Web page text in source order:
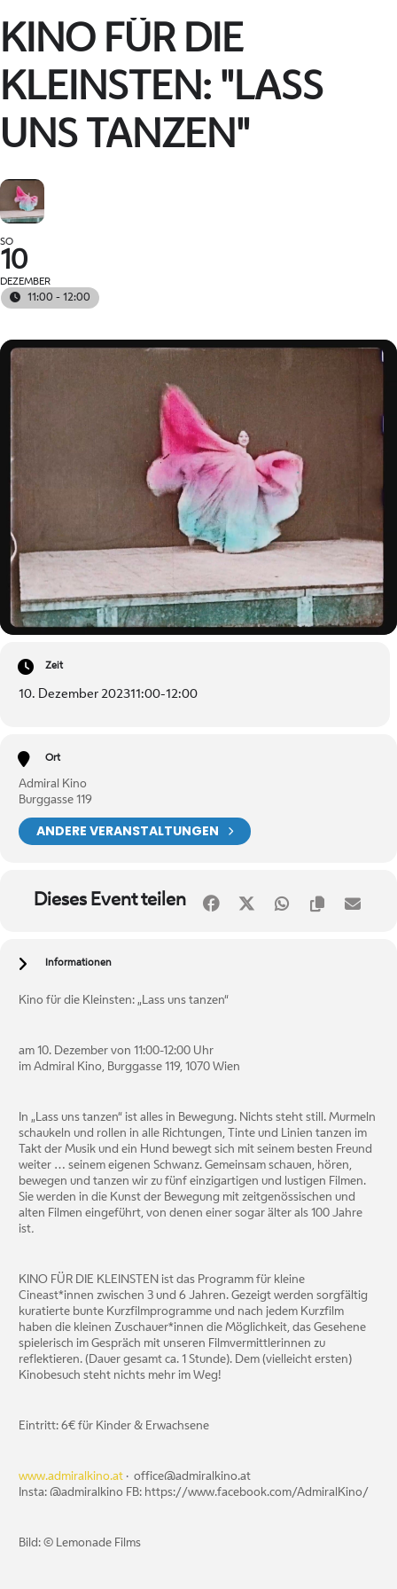
KINO FÜR DIE
KLEINSTEN: "LASS
UNS TANZEN"
SO
10
DEZEMBER
11:00 - 12:00
Zeit
10. Dezember 202311:00-12:00
Ort
Admiral Kino
Burggasse 119
ANDERE VERANSTALTUNGEN
Dieses Event teilen
Informationen
Kino für die Kleinsten: „Lass uns tanzen“
am 10. Dezember von 11:00-12:00 Uhr
im Admiral Kino, Burggasse 119, 1070 Wien
In „Lass uns tanzen“ ist alles in Bewegung. Nichts steht still. Murmeln
schaukeln und rollen in alle Richtungen, Tinte und Linien tanzen im
Takt der Musik und ein Hund bewegt sich mit seinem besten Freund
weiter … seinem eigenen Schwanz. Gemeinsam schauen, hören,
bewegen und tanzen wir zu fünf einzigartigen und lustigen Filmen.
Sie werden in die Kunst der Bewegung mit zeitgenössischen und
alten Filmen eingeführt, von denen einer sogar älter als 100 Jahre
ist.
KINO FÜR DIE KLEINSTEN ist das Programm für kleine
Cineast*innen zwischen 3 und 6 Jahren. Gezeigt werden sorgfältig
kuratierte bunte Kurzfilmprogramme und nach jedem Kurzfilm
haben die kleinen Zuschauer*innen die Möglichkeit, das Gesehene
spielerisch im Gespräch mit unseren Filmvermittlerinnen zu
reflektieren. (Dauer gesamt ca. 1 Stunde). Dem (vielleicht ersten)
Kinobesuch steht nichts mehr im Weg!
Eintritt: 6€ für Kinder & Erwachsene
www.admiralkino.at · office@admiralkino.at
Insta: @admiralkino FB: https://www.facebook.com/AdmiralKino/
Bild: © Lemonade Films